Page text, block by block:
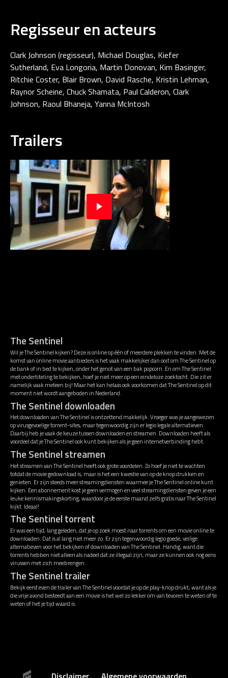
Regisseur en acteurs
Clark Johnson (regisseur), Michael Douglas, Kiefer
Sutherland, Eva Longoria, Martin Donovan, Kim Basinger,
Ritchie Coster, Blair Brown, David Rasche, Kristin Lehman,
Raynor Scheine, Chuck Shamata, Paul Calderon, Clark
Johnson, Raoul Bhaneja, Yanna McIntosh
Trailers
The Sentinel
Wil je The Sentinel kijken? Deze is online op één of meerdere plekken te vinden. Met de
komst van online movie aanbieders is het vaak makkelijker dan ooit om The Sentinel op
de bank of in bed te kijken, onder het genot van een bak popcorn. En om The Sentinel
met ondertiteling te bekijken, hoef je niet meer op een eindeloze zoektocht. Die zit er
namelijk vaak meteen bij! Maar het kan helaas ook voorkomen dat The Sentinel op dit
moment niet wordt aangeboden in Nederland.
The Sentinel downloaden
Het downloaden van The Sentinel is ontzettend makkelijk. Vroeger was je aangewezen
op virusgevoelige torrent-sites, maar tegenwoordig zijn er legio legale alternatieven.
Daarbij heb je vaak de keuze tussen downloaden en streamen. Downloaden heeft als
voordeel dat je The Sentinel ook kunt bekijken als je geen internetverbinding hebt.
The Sentinel streamen
Het streamen van The Sentinel heeft ook grote voordelen. Zo hoef je niet te wachten
totdat de movie gedownload is, maar is het een kwestie van op de knop drukken en
genieten. Er zijn steeds meer streamingdiensten waarmee je The Sentinel online kunt
kijken. Een abonnement kost je geen vermogen en veel streamingdiensten geven je een
leuke kennismakingskorting, waardoor je de eerste maand zelfs gratis naar The Sentinel
kijkt. Ideaal!
The Sentinel torrent
Er was een tijd, lang geleden, dat je op zoek moest naar torrents om een movie online te
downloaden. Dat is al lang niet meer zo. Er zijn tegenwoordig legio goede, veilige
alternatieven voor het bekijken of downloaden van The Sentinel. Handig, want die
torrents hebben niet alleen als nadeel dat ze illegaal zijn, maar ze kunnen ook nog eens
virussen met zich meebrengen.
The Sentinel trailer
Bekijk eerst even de trailer van The Sentinel voordat je op de play-knop drukt, want als je
die vrije avond besteedt aan een movie is het wel zo lekker om van tevoren te weten of te
weten of het je tijd waard is.